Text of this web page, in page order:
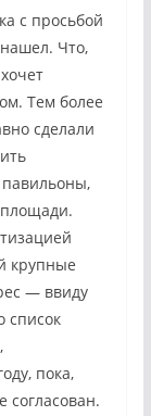
с просьбой
Что,
Тем более
сделали
крупные
— ввиду
список
пока,
согласован.